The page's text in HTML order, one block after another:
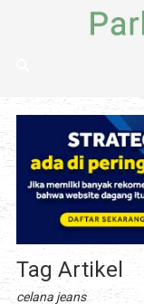
Tag Artikel
celana jeans